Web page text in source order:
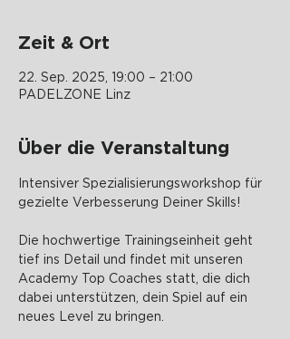
Zeit & Ort
22. Sep. 2025, 19:00 – 21:00
PADELZONE Linz
Über die Veranstaltung
Intensiver Spezialisierungsworkshop für
gezielte Verbesserung Deiner Skills!
Die hochwertige Trainingseinheit geht
tief ins Detail und findet mit unseren
Academy Top Coaches statt, die dich
dabei unterstützen, dein Spiel auf ein
neues Level zu bringen.